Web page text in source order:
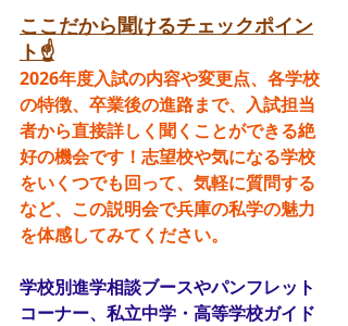
ここだから聞けるチェックポイン
ト☝
2026年度入試の内容や変更点、各学校
の特徴、卒業後の進路まで、入試担当
者から直接詳しく聞くことができる絶
好の機会です！志望校や気になる学校
をいくつでも回って、気軽に質問する
など、この説明会で兵庫の私学の魅力
を体感してみてください。
学校別進学相談ブースやパンフレット
コーナー、私立中学・高等学校ガイド